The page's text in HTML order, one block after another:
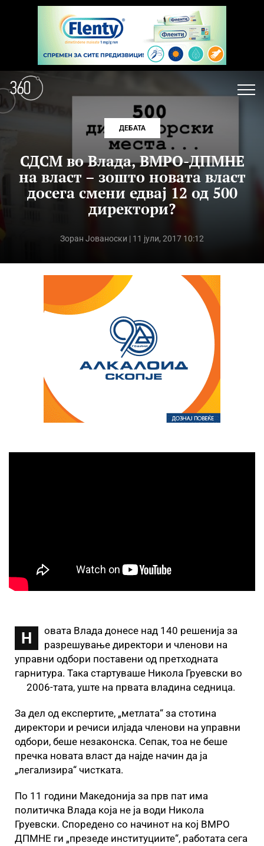
ДЕБАТА
СДСМ во Влада, ВМРО-ДПМНЕ
на власт – зошто новата власт
досега смени едвај 12 од 500
директори?
Зоран Јованоски | 11 јули, 2017 10:12
Н
овата Влада донесе над 140 решенија за
разрешување директори и членови на
управни одбори поставени од претходната
гарнитура. Така стартуваше Никола Груевски во
2006-тата, уште на првата владина седница.
За дел од експертите, „метлата“ за стотина
директори и речиси илјада членови на управни
одбори, беше незаконска. Сепак, тоа не беше
пречка новата власт да најде начин да ја
„легализира“ чистката.
По 11 години Македонија за прв пат има
политичка Влада која не ја води Никола
Груевски. Споредено со начинот на кој ВМРО
ДПМНЕ ги „презеде институциите“, работата сега